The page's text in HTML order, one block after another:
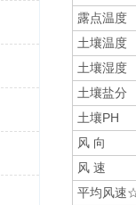
露点温度
土壤温度
土壤湿度
土壤盐分
土壤PH
风 向
风 速
平均风速